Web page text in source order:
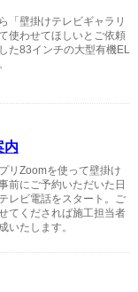
「壁掛けテレビギャラリ
使わせてほしいとご依頼
た83インチの大型有機EL
内
リZoomを使って壁掛け
前にご予約いただいた日
レビ電話をスタート。ご
てくだされば施工担当者
いたします。